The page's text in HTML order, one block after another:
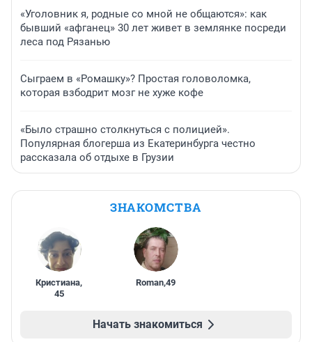
«Уголовник я, родные со мной не общаются»: как
бывший «афганец» 30 лет живет в землянке посреди
леса под Рязанью
Сыграем в «Ромашку»? Простая головоломка,
которая взбодрит мозг не хуже кофе
«Было страшно столкнуться с полицией».
Популярная блогерша из Екатеринбурга честно
рассказала об отдыхе в Грузии
ЗНАКОМСТВА
Кристиана,
45
Roman,49
Начать знакомиться